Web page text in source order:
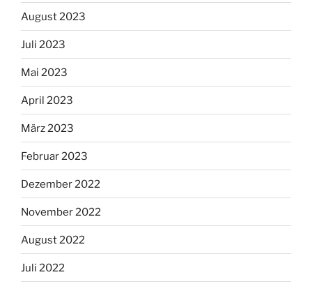
August 2023
Juli 2023
Mai 2023
April 2023
März 2023
Februar 2023
Dezember 2022
November 2022
August 2022
Juli 2022